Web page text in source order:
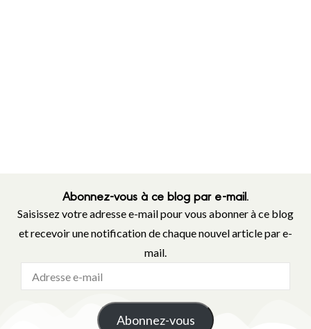
Abonnez-vous à ce blog par e-mail.
Saisissez votre adresse e-mail pour vous abonner à ce blog
et recevoir une notification de chaque nouvel article par e-
mail.
Abonnez-vous